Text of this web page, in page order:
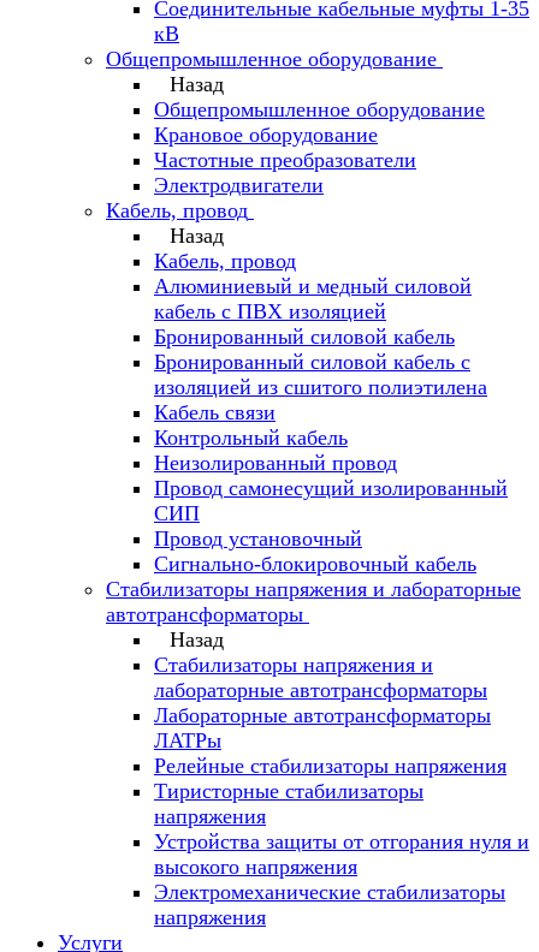
Соединительные кабельные муфты 1-35
кВ
Общепромышленное оборудование
Назад
Общепромышленное оборудование
Крановое оборудование
Частотные преобразователи
Электродвигатели
Кабель, провод
Назад
Кабель, провод
Алюминиевый и медный силовой
кабель с ПВХ изоляцией
Бронированный силовой кабель
Бронированный силовой кабель с
изоляцией из сшитого полиэтилена
Кабель связи
Контрольный кабель
Неизолированный провод
Провод самонесущий изолированный
СИП
Провод установочный
Сигнально-блокировочный кабель
Стабилизаторы напряжения и лабораторные
автотрансформаторы
Назад
Стабилизаторы напряжения и
лабораторные автотрансформаторы
Лабораторные автотрансформаторы
ЛАТРы
Релейные стабилизаторы напряжения
Тиристорные стабилизаторы
напряжения
Устройства защиты от отгорания нуля и
высокого напряжения
Электромеханические стабилизаторы
напряжения
Услуги